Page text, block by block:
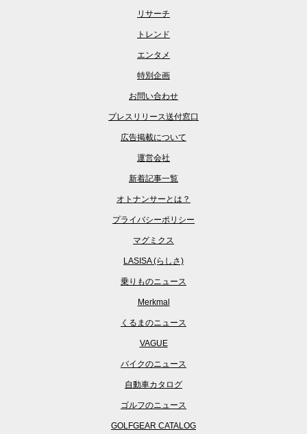
リサーチ
トレンド
エンタメ
特別企画
お問い合わせ
プレスリリース送付窓口
広告掲載について
運営会社
新着記事一覧
オトナンサーとは？
プライバシーポリシー
マグミクス
LASISA (らしさ)
乗りものニュース
Merkmal
くるまのニュース
VAGUE
バイクのニュース
自動車カタログ
ゴルフのニュース
GOLFGEAR CATALOG